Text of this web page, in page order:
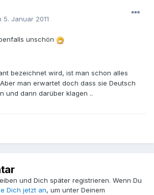
5. Januar 2011
unschön
bezeichnet wird, ist man schon alles
man erwartet doch dass sie Deutsch
und dann darüber klagen ..
und Dich später registrieren. Wenn Du
Dich jetzt an, um unter Deinem